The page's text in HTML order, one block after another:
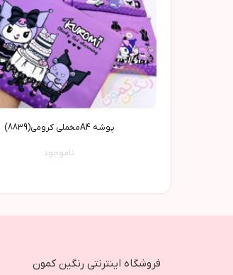
پوشه A4مخملی کرومی(8839)
ناموجود
فروشگاه اینترنتی رنگین کمون